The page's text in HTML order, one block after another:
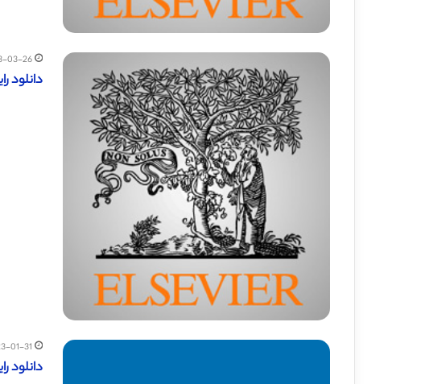
03-26
دانلود
01-31
دانلود